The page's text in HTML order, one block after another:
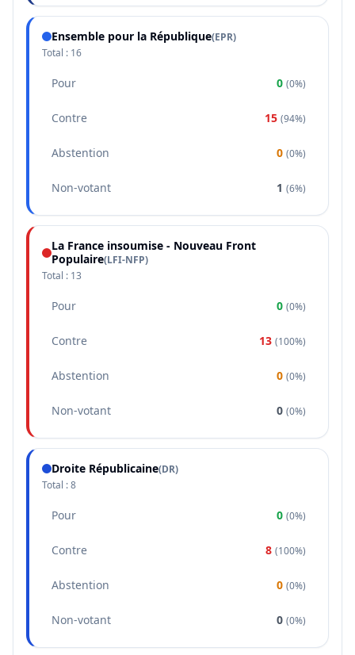
Ensemble pour la République(EPR)
Total : 16
Pour 0 (0%)
Contre 15 (94%)
Abstention 0 (0%)
Non-votant 1 (6%)
La France insoumise - Nouveau Front
Populaire(LFI-NFP)
Total : 13
Pour 0 (0%)
Contre 13 (100%)
Abstention 0 (0%)
Non-votant 0 (0%)
Droite Républicaine(DR)
Total :8
Pour 0 (0%)
Contre 8 (100%)
Abstention 0 (0%)
Non-votant 0 (0%)